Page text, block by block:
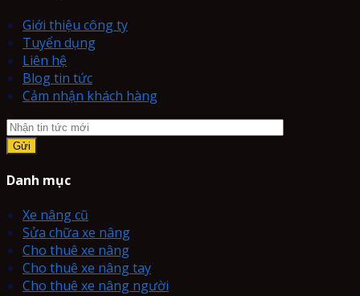
Giới thiệu công ty
Tuyển dụng
Liên hệ
Blog tin tức
Cảm nhận khách hàng
Danh mục
Xe nâng cũ
Sửa chữa xe nâng
Cho thuê xe nâng
Cho thuê xe nâng tay
Cho thuê xe nâng người